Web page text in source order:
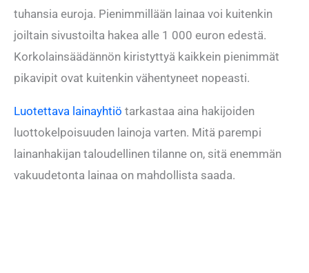
tuhansia euroja. Pienimmillään lainaa voi kuitenkin
joiltain sivustoilta hakea alle 1 000 euron edestä.
Korkolainsäädännön kiristyttyä kaikkein pienimmät
pikavipit ovat kuitenkin vähentyneet nopeasti.
Luotettava lainayhtiö tarkastaa aina hakijoiden
luottokelpoisuuden lainoja varten. Mitä parempi
lainanhakijan taloudellinen tilanne on, sitä enemmän
vakuudetonta lainaa on mahdollista saada.